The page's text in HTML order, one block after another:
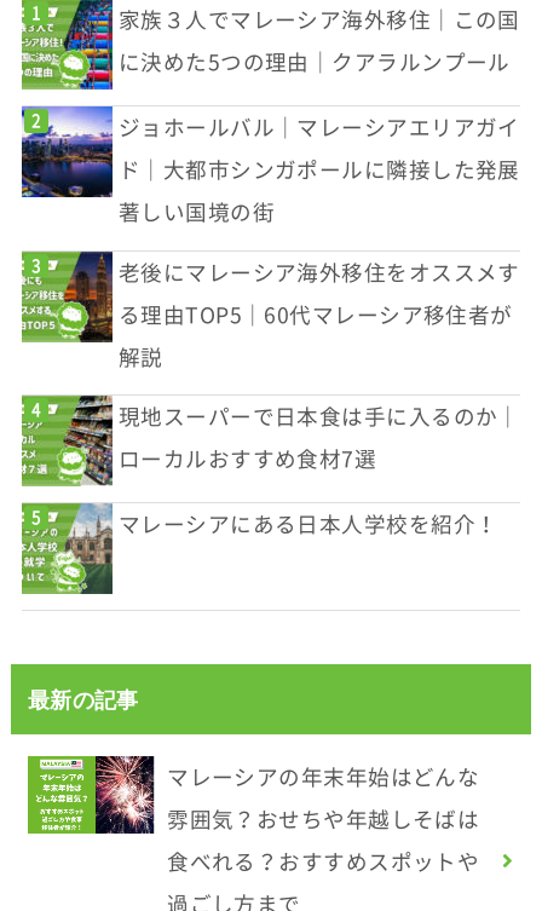
家族３人でマレーシア海外移住｜この国
に決めた5つの理由｜クアラルンプール
ジョホールバル｜マレーシアエリアガイ
ド｜大都市シンガポールに隣接した発展
著しい国境の街
老後にマレーシア海外移住をオススメす
る理由TOP5｜60代マレーシア移住者が
解説
現地スーパーで日本食は手に入るのか｜
ローカルおすすめ食材7選
マレーシアにある日本人学校を紹介！
最新の記事
マレーシアの年末年始はどんな
雰囲気？おせちや年越しそばは
食べれる？おすすめスポットや
過ごし方まで